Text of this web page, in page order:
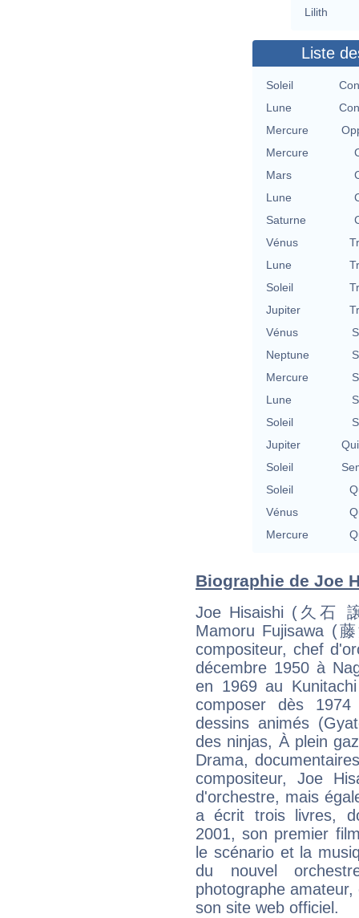
Lilith
Liste
Soleil
Lune
Mercure
Mercure
Mars
Lune
Saturne
Vénus
Lune
Soleil
Jupiter
Vénus
Neptune
Mercure
Lune
Soleil
Jupiter
Soleil
Soleil
Vénus
Mercure
Biographie de Joe
Joe Hisaishi (久石
Mamoru Fujisawa (
compositeur, chef
décembre 1950 à
en 1969 au
composer dès
dessins animés
des ninjas, À plein
Drama,
compositeur, Joe
d'orchestre, mais
a écrit trois livres,
2001, son premier
le scénario et la
du nouvel
photographe
son site web officiel.